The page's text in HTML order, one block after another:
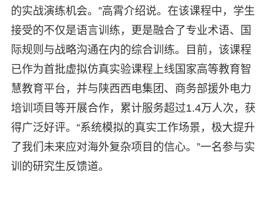
的实战演练机会。”高霄介绍说。在该课程中，学生
接受的不仅是语言训练，更是融合了专业术语、国
际规则与战略沟通在内的综合训练。目前，该课程
已作为首批虚拟仿真实验课程上线国家高等教育智
慧教育平台，并与陕西西电集团、商务部援外电力
培训项目等开展合作，累计服务超过1.4万人次，获
得广泛好评。“系统模拟的真实工作场景，极大提升
了我们未来应对海外复杂项目的信心。”一名参与实
训的研究生反馈道。